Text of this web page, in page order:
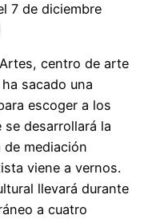
7 de diciembre
centro de arte
sacado una
escoger a los
desarrollará la
mediación
viene a vernos.
llevará durante
a cuatro